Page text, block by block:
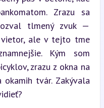
Zrazu sa
tlmený zvuk —
vietor, ale v tejto tme
Kým som
zrazu z okna na
tvár. Zakývala